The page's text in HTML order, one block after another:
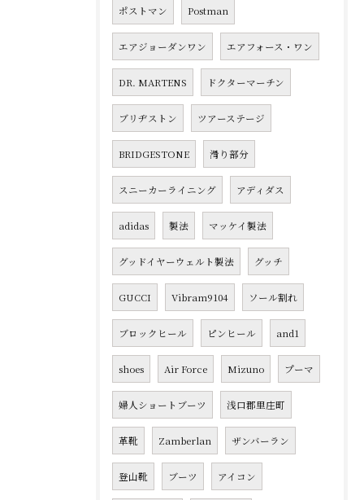
ポストマン Postman
エアジョーダンワン エアフォース・ワン
DR. MARTENS ドクターマーチン
ブリヂストン ツアーステージ
BRIDGESTONE 滑り部分
スニーカーライニング アディダス
adidas 製法 マッケイ製法
グッドイヤーウェルト製法 グッチ
GUCCI Vibram9104 ソール割れ
ブロックヒール ピンヒール and1
shoes Air Force Mizuno プーマ
婦人ショートブーツ 浅口郡里庄町
革靴 Zamberlan ザンバーラン
登山靴 ブーツ アイコン